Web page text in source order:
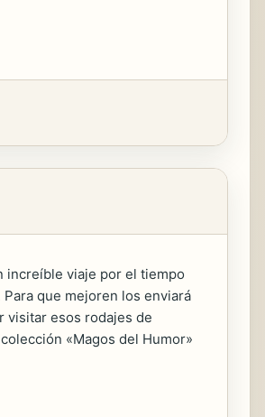
increíble viaje por el tiempo
que mejoren los enviará
visitar esos rodajes de
«Magos del Humor»